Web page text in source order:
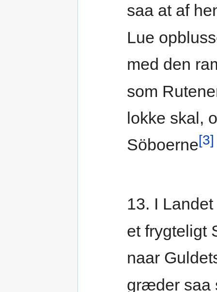
saa at af
Lue
med den
som
lokke skal,
Söboerne[3]
13. I
et frygteligt
naar
græder saa